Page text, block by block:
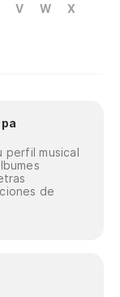
V W
X
perfil musical
de